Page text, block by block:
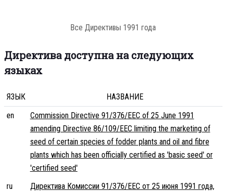
Все Директивы 1991 года
Директива доступна на следующих
языках
ЯЗЫК
НАЗВАНИЕ
en
Commission Directive 91/376/EEC of 25 June 1991
amending Directive 86/109/EEC limiting the marketing of
seed of certain species of fodder plants and oil and fibre
plants which has been officially certified as 'basic seed' or
'certified seed'
ru
Директива Комиссии 91/376/EEC от 25 июня 1991 года,